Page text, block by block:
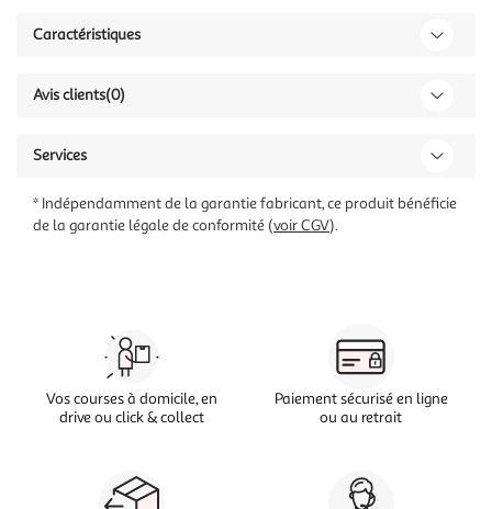
Caractéristiques
Avis clients(0)
Services
* Indépendamment de la garantie fabricant, ce produit bénéficie
de la garantie légale de conformité (voir CGV).
Vos courses à domicile, en
drive ou click & collect
Paiement sécurisé en ligne
ou au retrait